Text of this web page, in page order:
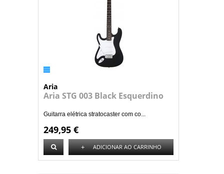
Aria
Aria STG 003 Black Esquerdino
Guitarra elétrica stratocaster com co...
249,95 €
+ ADICIONAR AO CARRINHO